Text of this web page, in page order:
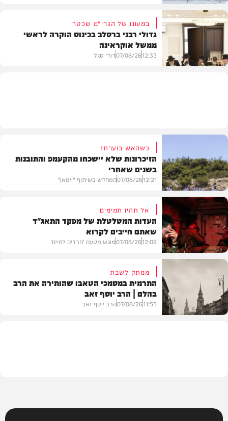
במעונו של הגרי"מ שכטר
גדולי רבני ברסלב בכינוס הוקרה לראשי
ממשל אוקראינה
12:33
07/08/26דודי סגל
וידאו
כשהאש בוערת!
הזיכרונות שלא יישכחו מהקעמפ והתובנות
בשנים שאחרי
12:21
07/08/26המחדש בשיתוף "וימאן"
דעות
אל תהיו תמימים
העדות המטלטלת של מפקד התאג"ד
שאתם חייבים לקרוא
12:09
07/08/26מוגש מטעם 'חרדים לחיים'
ממתק לשבת
התרמית במסמכי הטאבו שהותירה את הרב
בהלם | הרב יוסף זאב
11:55
07/08/26הרב יוסף זאב